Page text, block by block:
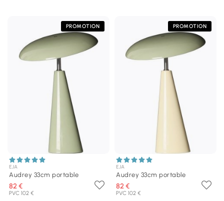
PROMOTION
EJA
Audrey 33cm portable
82 €
PVC 102 €
PROMOTION
EJA
Audrey 33cm portable
82 €
PVC 102 €